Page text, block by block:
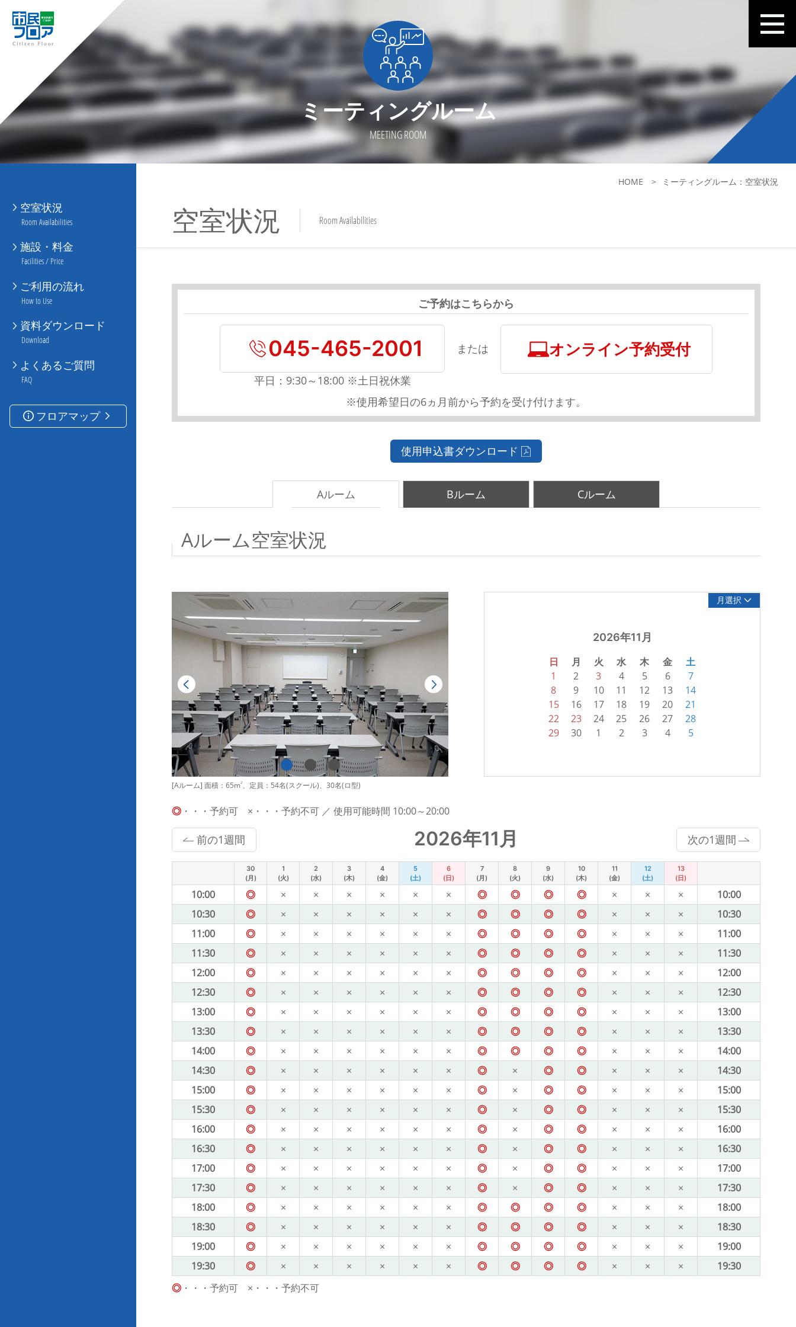
ミーティングルーム
MEETING ROOM
空室状況
Room Availabilities
施設・料金
Facilities / Price
ご利用の流れ
How to Use
資料ダウンロード
Download
よくあるご質問
FAQ
フロアマップ
HOME ミーティングルーム：空室状況
空室状況 Room Availabilities
ご予約はこちらから
045-465-2001
平日：9:30～18:00 ※土日祝休業
または オンライン予約受付
※使用希望日の6ヵ月前から予約を受け付けます。
使用申込書ダウンロード
Aルーム Bルーム Cルーム
Aルーム空室状況
[Aルーム] 面積：65m2、定員：54名(スクール)、30名(ロ型)
月選択
2026年11月
日 月 火 水 木 金 土
1 2 3 4 5 6
7
8
9 10 11 12 13
14
15
16 17 18 19 20
21
22
23 24 25 26 27
28
29
30 1 2 3 4 5
◎ ・・・予約可 ×・・・予約不可 ／ 使用可能時間 10:00～20:00
2026年11月
前の1週間 次の1週間
30
(月)
1
(火)
2
(水)
3
(木)
4
(金)
5
(土)
6
(日)
7
(月)
8
(火)
9
(水)
10
(木)
11
(金)
12
(土)
13
(日)
10:00 ◎ × × × × × × ◎ ◎ ◎ ◎ × × ×
10:00
10:30
◎ × × × × × × ◎ ◎ ◎ ◎ × × ×
10:30
11:00
◎ × × × × × × ◎ ◎ ◎ ◎ × × ×
11:00
11:30
◎ × × × × × × ◎ ◎ ◎ ◎ × × ×
11:30
12:00
◎ × × × × × × ◎ ◎ ◎ ◎ × × ×
12:00
12:30
◎ × × × × × × ◎ ◎ ◎ ◎ × × ×
12:30
13:00
◎ × × × × × × ◎ ◎ ◎ ◎ × × ×
13:00
13:30
◎ × × × × × × ◎ ◎ ◎ ◎ × × ×
13:30
14:00
◎ × × × × × × ◎ ◎ ◎ ◎ × × ×
14:00
14:30
◎ × × × × × × ◎ × ◎ ◎ × × ×
14:30
15:00
◎ × × × × × × ◎ × ◎ ◎ × × ×
15:00
15:30
◎ × × × × × × ◎ × ◎ ◎ × × ×
15:30
16:00
◎ × × × × × × ◎ × ◎ ◎ × × ×
16:00
16:30
◎ × × × × × × ◎ × ◎ ◎ × × ×
16:30
17:00
◎ × × × × × × ◎ × ◎ ◎ × × ×
17:00
17:30
◎ × × × × × × ◎ × ◎ ◎ × × ×
17:30
18:00
◎ × × × × × × ◎ ◎ ◎ ◎ × × ×
18:00
18:30
◎ × × × × × × ◎ ◎ ◎ ◎ × × ×
18:30
19:00
◎ × × × × × × ◎ ◎ ◎ ◎ × × ×
19:00
19:30
◎ × × × × × × ◎ ◎ ◎ ◎ × × ×
19:30
◎ ・・・予約可 ×・・・予約不可